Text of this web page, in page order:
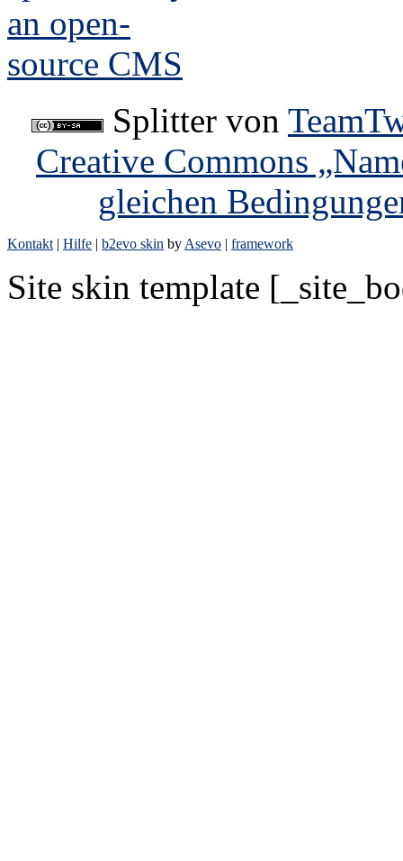
Splitter von
Creative Commons
gleichen
Kontakt| Hilfe b2evo skin byAsevo framework
Site skin template